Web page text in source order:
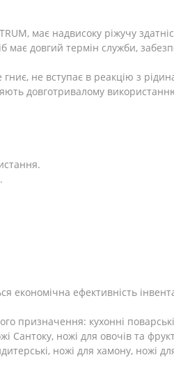
має надвисоку ріжучу
має довгий термін служби,
не вступає в реакцію з
довготривалому
економічна ефективність
призначення: кухонні
Сантоку, ножі для овочів та
ножі для хамону, ножі